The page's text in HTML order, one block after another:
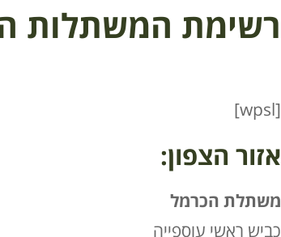
רשימת המשתלות
[wpsl]
אזור הצפון:
משתלת הכרמל
כביש ראשי עוספייה